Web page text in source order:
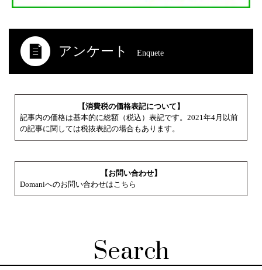
アンケート Enquete
【消費税の価格表記について】
記事内の価格は基本的に総額（税込）表記です。2021年4月以前
の記事に関しては税抜表記の場合もあります。
【お問い合わせ】
Domaniへのお問い合わせはこちら
Search